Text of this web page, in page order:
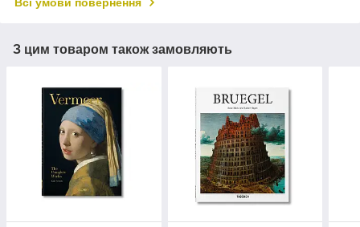
Всі умови повернення
З цим товаром також замовляють